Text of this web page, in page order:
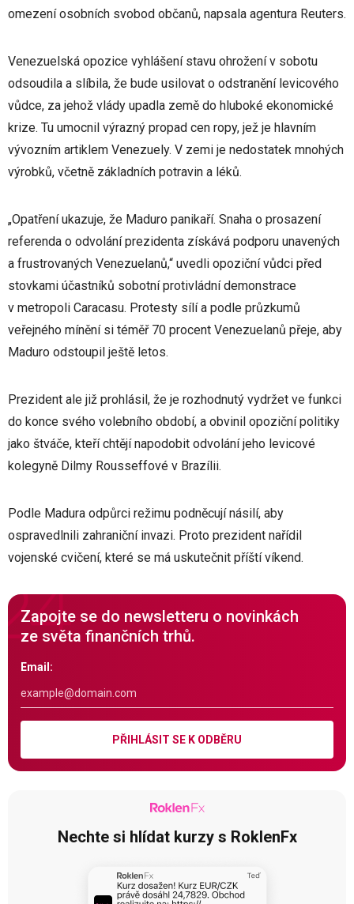
omezení osobních svobod občanů, napsala agentura Reuters.
Venezuelská opozice vyhlášení stavu ohrožení v sobotu
odsoudila a slíbila, že bude usilovat o odstranění levicového
vůdce, za jehož vlády upadla země do hluboké ekonomické
krize. Tu umocnil výrazný propad cen ropy, jež je hlavním
vývozním artiklem Venezuely. V zemi je nedostatek mnohých
výrobků, včetně základních potravin a léků.
„Opatření ukazuje, že Maduro panikaří. Snaha o prosazení
referenda o odvolání prezidenta získává podporu unavených
a frustrovaných Venezuelanů,“ uvedli opoziční vůdci před
stovkami účastníků sobotní protivládní demonstrace
v metropoli Caracasu. Protesty sílí a podle průzkumů
veřejného mínění si téměř 70 procent Venezuelanů přeje, aby
Maduro odstoupil ještě letos.
Prezident ale již prohlásil, že je rozhodnutý vydržet ve funkci
do konce svého volebního období, a obvinil opoziční politiky
jako štváče, kteří chtějí napodobit odvolání jeho levicové
kolegyně Dilmy Rousseffové v Brazílii.
Podle Madura odpůrci režimu podněcují násilí, aby
ospravedlnili zahraniční invazi. Proto prezident nařídil
vojenské cvičení, které se má uskutečnit příští víkend.
Zapojte se do newsletteru o novinkách
ze světa finančních trhů.
Email:
PŘIHLÁSIT SE K ODBĚRU
Nechte si hlídat kurzy s RoklenFx